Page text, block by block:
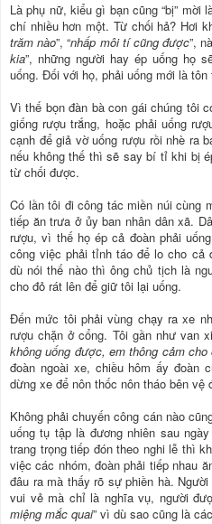
Là phụ nữ, kiểu gì bạn cũng “bị”
chí nhiều hơn một. Từ chối hả? Hơi
trăm nào”, “nhấp môi tí cũng được”,
kia”, những người hay ép uống họ
uống. Đối với họ, phải uống mới là
Vì thế bọn đàn bà con gái chúng tôi
giống rượu trắng, hoặc phải uống
cạnh để giả vờ uống rượu rồi nhè ra
nếu không thế thì sẽ say bí tỉ khi bị
từ chối được.
Có lần tôi đi công tác miền núi cùng
tiếp ăn trưa ở ủy ban nhân dân xã.
rượu, vì thế họ ép cả đoàn phải
công việc phải tỉnh táo để lo cho
dù nói thế nào thì ông chủ tịch là
cho đỏ rát lên để giữ tôi lại uống.
Đến mức tôi phải vùng chạy ra xe
rượu chặn ở cổng. Tôi gần như van
không uống được, em thông cảm cho
đoàn ngoài xe, chiều hôm ấy đoàn
dừng xe để nôn thốc nôn tháo bên vệ
Không phải chuyến công cán nào
uống tụ tập là đương nhiên sau
trang trọng tiếp đón theo nghi lễ thì
việc các nhóm, đoàn phải tiếp nhau
đâu ra mà thấy rõ sự phiền hà.
vui vẻ mà chỉ là nghĩa vụ, người
miệng mắc quai” vì dù sao cũng là